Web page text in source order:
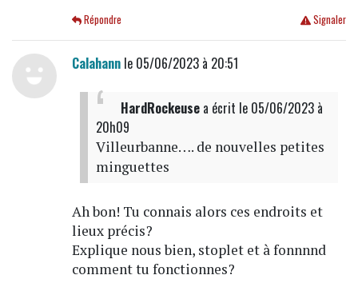
Signaler
Répondre
Calahannle 05/06/2023 à 20:51
HardRockeusea écrit le 05/06/2023 à
20h09
Villeurbanne…. de nouvelles petites
minguettes
Ah bon! Tu connais alors ces endroits et
lieux précis?
Explique nous bien, stoplet et à fonnnnd
comment tu fonctionnes?